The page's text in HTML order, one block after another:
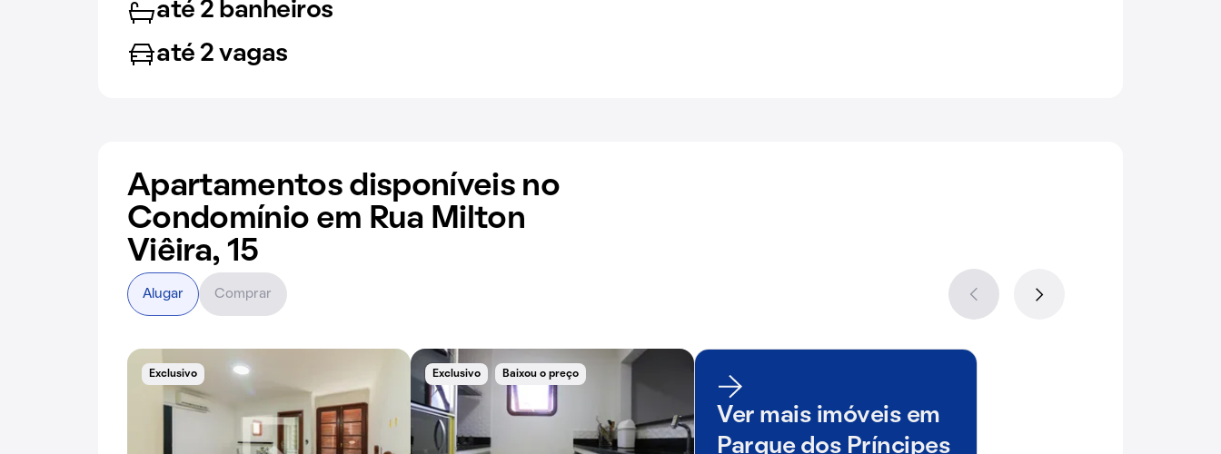
até 2 banheiros
até 2 vagas
Apartamentos disponíveis no
Condomínio em Rua Milton
Viêira, 15
Exclusivo Exclusivo Baixou o preço
Ver mais imóveis em
Parque dos Príncipes
Alugar Comprar